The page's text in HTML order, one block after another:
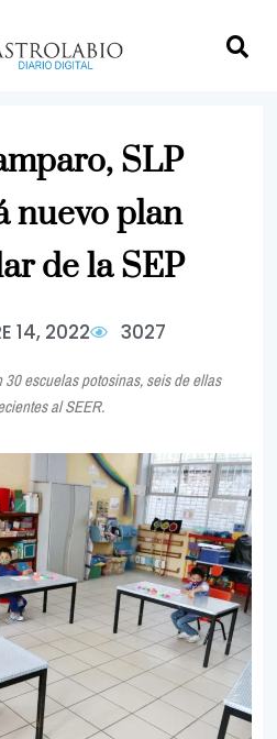
SLP
nuevo plan
de la SEP
14, 2022 3027
escuelas potosinas, seis de ellas
al SEER.